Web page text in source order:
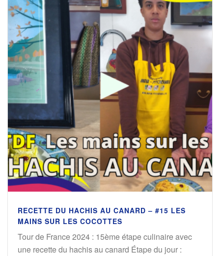
RECETTE DU HACHIS AU CANARD – #15 LES
MAINS SUR LES COCOTTES
Tour de France 2024 : 15ème étape culinaire avec
une recette du hachis au canard Étape du jour :